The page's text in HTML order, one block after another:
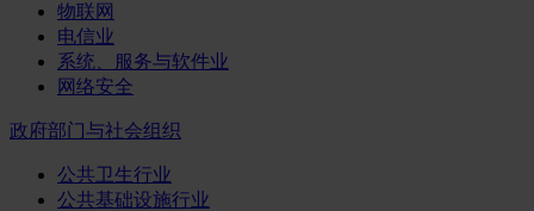
物联网
电信业
系统、服务与软件业
网络安全
政府部门与社会组织
公共卫生行业
公共基础设施行业